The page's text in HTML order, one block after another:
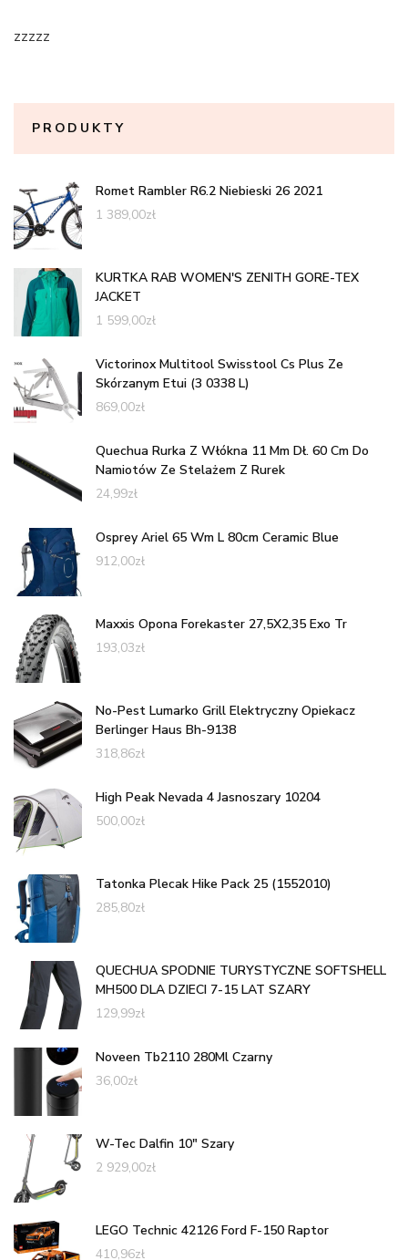
zzzzz
PRODUKTY
Romet Rambler R6.2 Niebieski 26 2021
1 389,00zł
KURTKA RAB WOMEN'S ZENITH GORE-TEX
JACKET
1 599,00zł
Victorinox Multitool Swisstool Cs Plus Ze
Skórzanym Etui (3 0338 L)
869,00zł
Quechua Rurka Z Włókna 11 Mm Dł. 60 Cm Do
Namiotów Ze Stelażem Z Rurek
24,99zł
Osprey Ariel 65 Wm L 80cm Ceramic Blue
912,00zł
Maxxis Opona Forekaster 27,5X2,35 Exo Tr
193,03zł
No-Pest Lumarko Grill Elektryczny Opiekacz
Berlinger Haus Bh-9138
318,86zł
High Peak Nevada 4 Jasnoszary 10204
500,00zł
Tatonka Plecak Hike Pack 25 (1552010)
285,80zł
QUECHUA SPODNIE TURYSTYCZNE SOFTSHELL
MH500 DLA DZIECI 7-15 LAT SZARY
129,99zł
Noveen Tb2110 280Ml Czarny
36,00zł
W-Tec Dalfin 10" Szary
2 929,00zł
LEGO Technic 42126 Ford F-150 Raptor
410,96zł